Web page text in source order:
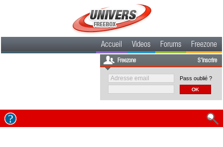
Accueil Videos Forums Freezone
Freezone S'inscrire
Pass oublié ?